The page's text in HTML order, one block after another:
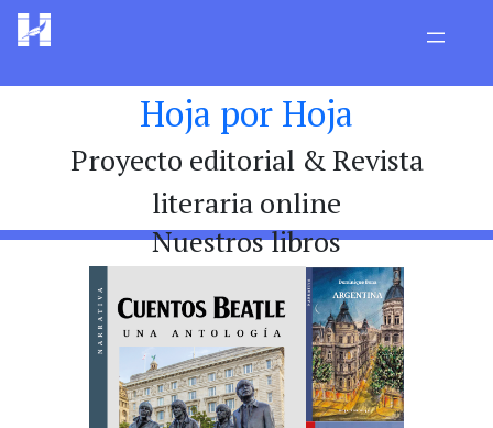
Hoja por Hoja
Proyecto editorial & Revista
literaria online
Nuestros libros